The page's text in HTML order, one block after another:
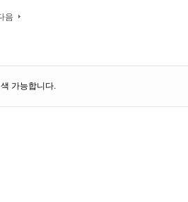
음
가능합니다.